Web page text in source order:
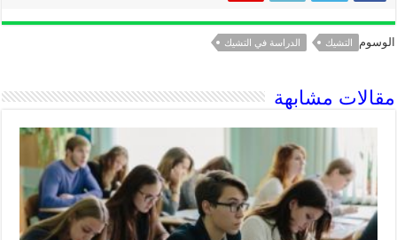
الوسوم التشيك الدراسة في التشيك
مقالات مشابهة